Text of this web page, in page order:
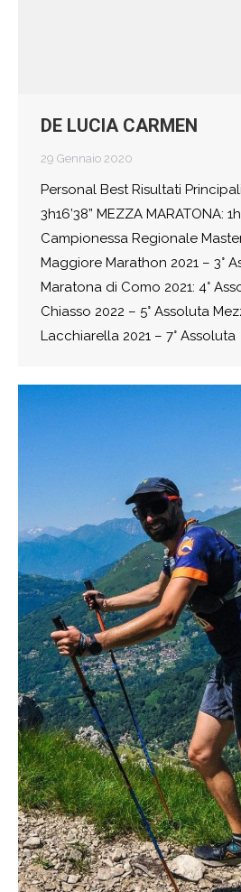
DE LUCIA CARMEN
29 Gennaio 2020
Personal Best Risultati
3h16’38” MEZZA MARATONA:
Campionessa Regionale
Maggiore Marathon 2021 – 3°
Maratona di Como 2021: 4°
Chiasso 2022 – 5° Assoluta
Lacchiarella 2021 – 7° Assoluta